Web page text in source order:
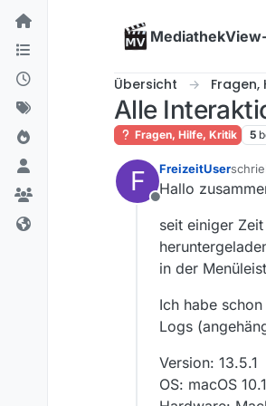
Skip to content
Übersicht Fragen,
Alle
Fragen, Hilfe, Kritik 5
F
Offline
FreizeitUser
Hallo
seit einiger
in der
Ich habe
Logs
Version: 13.5.1
OS: macOS